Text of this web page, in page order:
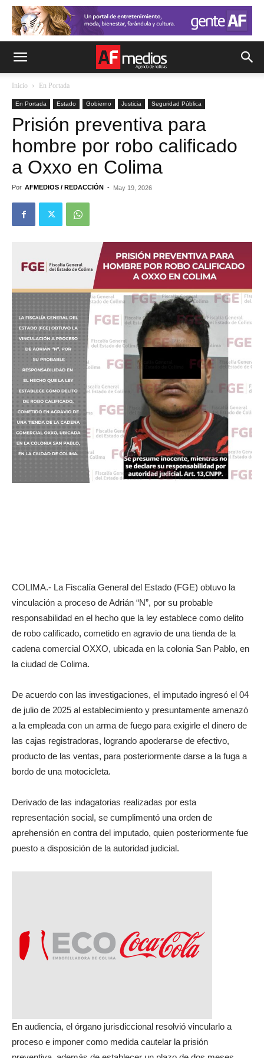
Inicio En Portada
En Portada Estado Gobierno Justicia Seguridad Pública
Prisión preventiva para
hombre por robo calificado
a Oxxo en Colima
Por AFMEDIOS / REDACCIÓN - May 19, 2026
COLIMA.- La Fiscalía General del Estado (FGE) obtuvo la
vinculación a proceso de Adrián “N”, por su probable
responsabilidad en el hecho que la ley establece como delito
de robo calificado, cometido en agravio de una tienda de la
cadena comercial OXXO, ubicada en la colonia San Pablo, en
la ciudad de Colima.
De acuerdo con las investigaciones, el imputado ingresó el 04
de julio de 2025 al establecimiento y presuntamente amenazó
a la empleada con un arma de fuego para exigirle el dinero de
las cajas registradoras, logrando apoderarse de efectivo,
producto de las ventas, para posteriormente darse a la fuga a
bordo de una motocicleta.
Derivado de las indagatorias realizadas por esta
representación social, se cumplimentó una orden de
aprehensión en contra del imputado, quien posteriormente fue
puesto a disposición de la autoridad judicial.
En audiencia, el órgano jurisdiccional resolvió vincularlo a
proceso e imponer como medida cautelar la prisión